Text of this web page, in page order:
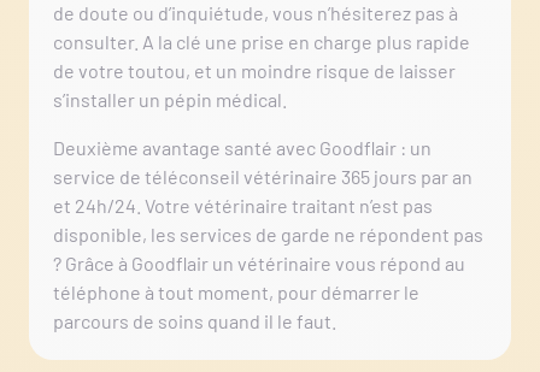
de doute ou d’inquiétude, vous n’hésiterez pas à
consulter. A la clé une prise en charge plus rapide
de votre toutou, et un moindre risque de laisser
s’installer un pépin médical.
Deuxième avantage santé avec Goodflair : un
service de téléconseil vétérinaire 365 jours par an
et 24h/24. Votre vétérinaire traitant n’est pas
disponible, les services de garde ne répondent pas
? Grâce à Goodflair un vétérinaire vous répond au
téléphone à tout moment, pour démarrer le
parcours de soins quand il le faut.